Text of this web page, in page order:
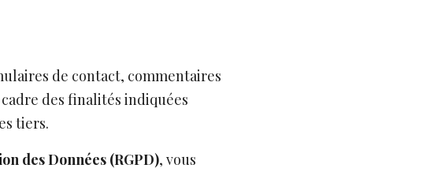
de contact, commentaires
des finalités indiquées
tiers.
des Données (RGPD), vous